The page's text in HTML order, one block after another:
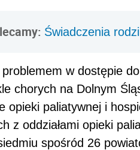
Świadczenia
problemem w dostępie
chorych na Dolnym
opieki paliatywnej i
z oddziałami opieki
spośród 26